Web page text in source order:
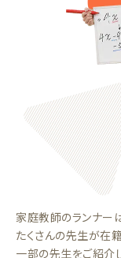
家庭教師のランナー
たくさんの先生が在籍
一部の先生をご紹介